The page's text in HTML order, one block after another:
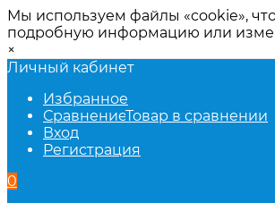
Мы используем файлы «cookie»,
подробную информацию или
×
Личный кабинет
Избранное
СравнениеТовар в сравнении
Вход
Регистрация
0